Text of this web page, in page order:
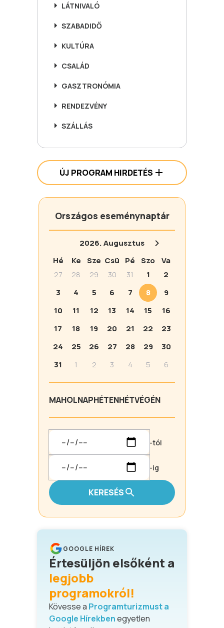
LÁTNIVALÓ
SZABADIDŐ
KULTÚRA
CSALÁD
GASZTRONÓMIA
RENDEZVÉNY
SZÁLLÁS
ÚJ PROGRAM HIRDETÉS
Országos eseménynaptár
2026.Augusztus
Hé
Ke Sze Csü Pé Szo
Va
27
28 29 30 31 1
2
3
4 5 6 7 8
9
10
11 12 13 14 15
16
17
18 19 20 21 22
23
24
25 26 27 28 29
30
31
1 2 3 4 5 6
MAHOLNAPHÉTENHÉTVÉGÉN
-tól
-ig
KERESÉS
GOOGLE HÍREK
Értesüljön elsőként a
legjobb
programokról!
Kövesse a Programturizmust a
Google Hírekbenegyetlen